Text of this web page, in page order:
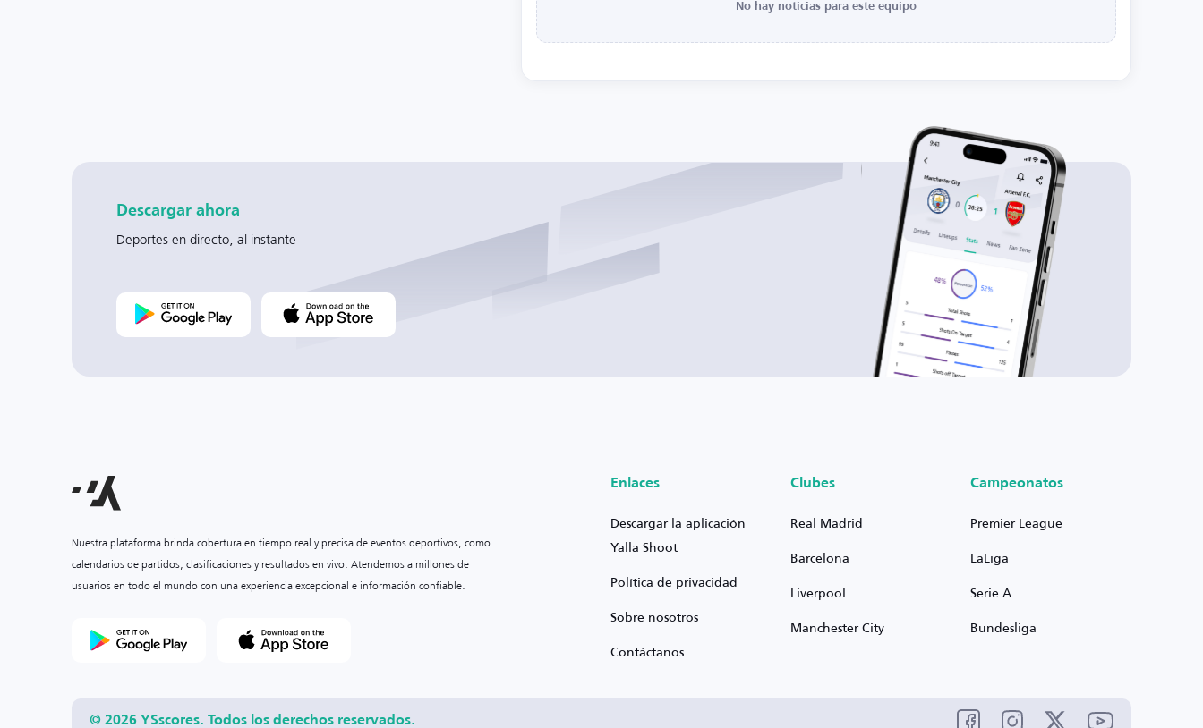
No hay noticias para este equipo
Descargar ahora
Deportes en directo, al instante
Nuestra plataforma brinda cobertura en tiempo real y precisa de eventos deportivos, como
calendarios de partidos, clasificaciones y resultados en vivo. Atendemos a millones de
usuarios en todo el mundo con una experiencia excepcional e información confiable.
Enlaces
Descargar la aplicación
Yalla Shoot
Política de privacidad
Sobre nosotros
Contáctanos
Clubes
Real Madrid
Barcelona
Liverpool
Manchester City
Campeonatos
Premier League
LaLiga
Serie A
Bundesliga
© 2026 YSscores. Todos los derechos reservados.